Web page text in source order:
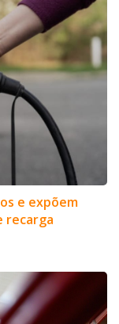
e expõem
recarga